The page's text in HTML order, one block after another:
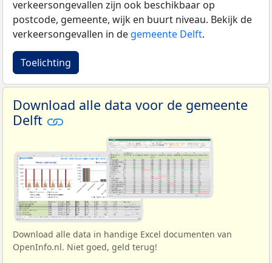
verkeersongevallen zijn ook beschikbaar op
postcode, gemeente, wijk en buurt niveau. Bekijk de
verkeersongevallen in de gemeente Delft.
Toelichting
Download alle data voor de gemeente
Delft
Download alle data in handige Excel documenten van
OpenInfo.nl. Niet goed, geld terug!